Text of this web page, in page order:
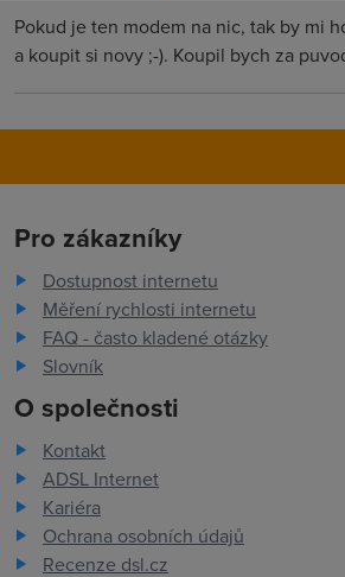
Pokud je ten modem na nic, tak by mi
a koupit si novy ;-). Koupil bych za
Pro zákazníky
Dostupnost internetu
Měření rychlosti internetu
FAQ - často kladené otázky
Slovník
O společnosti
Kontakt
ADSL Internet
Kariéra
Ochrana osobních údajů
Recenze dsl.cz